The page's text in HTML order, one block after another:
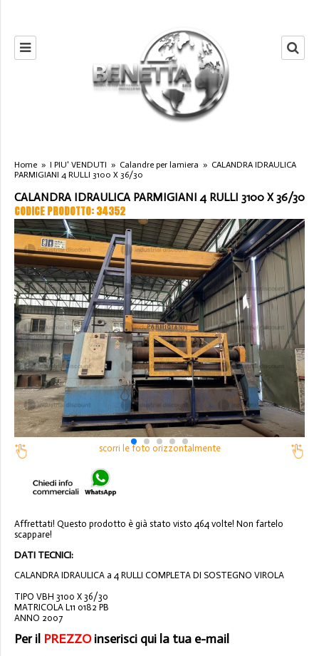
Home » I PIU' VENDUTI » Calandre per lamiera » CALANDRA IDRAULICA
PARMIGIANI 4 RULLI 3100 X 36/30
CALANDRA IDRAULICA PARMIGIANI 4 RULLI 3100 X 36/30
CODICE PRODOTTO: 34352
scorri le foto orizzontalmente
Affrettati! Questo prodotto è già stato visto 464 volte! Non fartelo
scappare!
DATI TECNICI:
CALANDRA IDRAULICA a 4 RULLI COMPLETA DI SOSTEGNO VIROLA
TIPO VBH 3100 X 36/30
MATRICOLA L11 0182 PB
ANNO 2007
Per il PREZZOinserisci qui la tua e-mail